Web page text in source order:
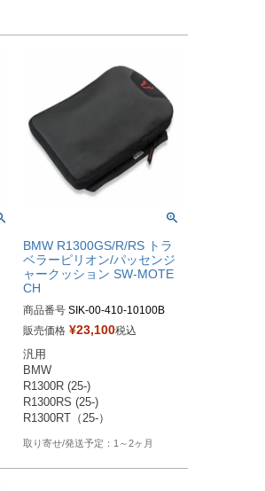
BMW R1300GS/R/RS トラ
ベラーピリオン/パッセンジ
ャークッション SW-MOTE
CH
商品番号 SIK-00-410-10100B
SIK.00.410.10100/B
販売価格 ¥23,100税込
汎用
BMW
R1300R (25-)
R1300RS (25-)
1～2ヶ月